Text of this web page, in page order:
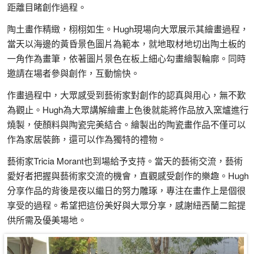
距離目睹創作過程。
陶土畫作精緻，栩栩如生。Hugh現場向大眾展示其繪畫過程，
當天以海邊的黃昏景色圖片為範本，就地取材地切出陶土板的
一角作為畫筆，依著圖片景色在板上細心勾畫繪製輪廓。同時
邀請在場者參與創作，互動愉快。
作畫過程中，大眾感受到藝術家對創作的認真與用心，無不歎
為觀止。Hugh為大眾講解繪畫上色後就能將作品放入窯爐進行
燒製，使顏料與陶瓷完美結合。繪製出的陶瓷畫作品不僅可以
作為家居裝飾，還可以作為獨特的禮物。
藝術家Tricia Morant也到場給予支持。當天的藝術交流，藝術
愛好者把握與藝術家交流的機會，直觀感受創作的樂趣。Hugh
分享作品的背後是夜以繼日的努力雕琢，專注在畫作上是個很
享受的過程。希望把這份美好與大眾分享，感謝紐西蘭二館提
供所需及優美場地。